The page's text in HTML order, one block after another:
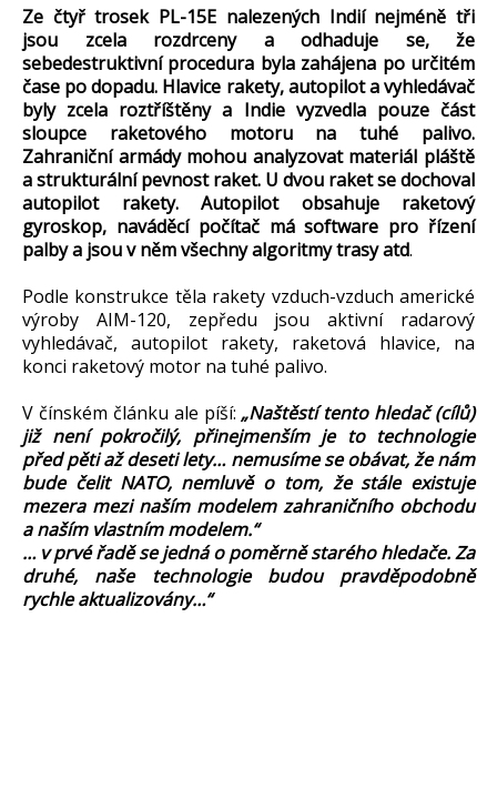
Ze čtyř trosek PL-15E nalezených Indií nejméně tři
jsou zcela rozdrceny a odhaduje se, že
sebedestruktivní procedura byla zahájena po určitém
čase po dopadu. Hlavice rakety, autopilot a vyhledávač
byly zcela roztříštěny a Indie vyzvedla pouze část
sloupce raketového motoru na tuhé palivo.
Zahraniční armády mohou analyzovat materiál pláště
a strukturální pevnost raket. U dvou raket se dochoval
autopilot rakety. Autopilot obsahuje raketový
gyroskop, naváděcí počítač má software pro řízení
palby a jsou v něm všechny algoritmy trasy atd.
Podle konstrukce těla rakety vzduch-vzduch americké
výroby AIM-120, zepředu jsou aktivní radarový
vyhledávač, autopilot rakety, raketová hlavice, na
konci raketový motor na tuhé palivo.
V čínském článku ale píší: „Naštěstí tento hledač (cílů)
již není pokročilý, přinejmenším je to technologie
před pěti až deseti lety… nemusíme se obávat, že nám
bude čelit NATO, nemluvě o tom, že stále existuje
mezera mezi naším modelem zahraničního obchodu
a naším vlastním modelem.“
… v prvé řadě se jedná o poměrně starého hledače. Za
druhé, naše technologie budou pravděpodobně
rychle aktualizovány…“